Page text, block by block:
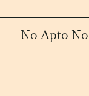
No Apto